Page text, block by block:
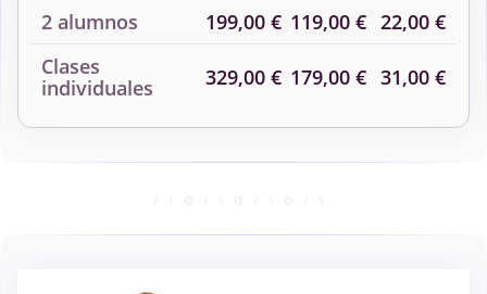
2 alumnos
199,00 € 119,00 € 22,00 €
Clases
individuales
329,00 € 179,00 € 31,00 €